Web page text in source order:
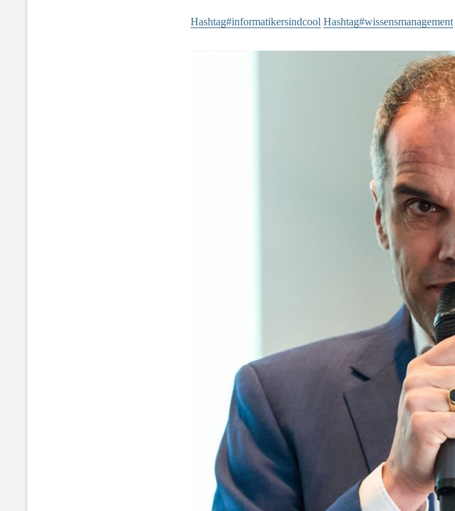
Hashtag#informatikersindcool Hashtag#wissensmanagement